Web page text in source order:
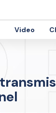
Video